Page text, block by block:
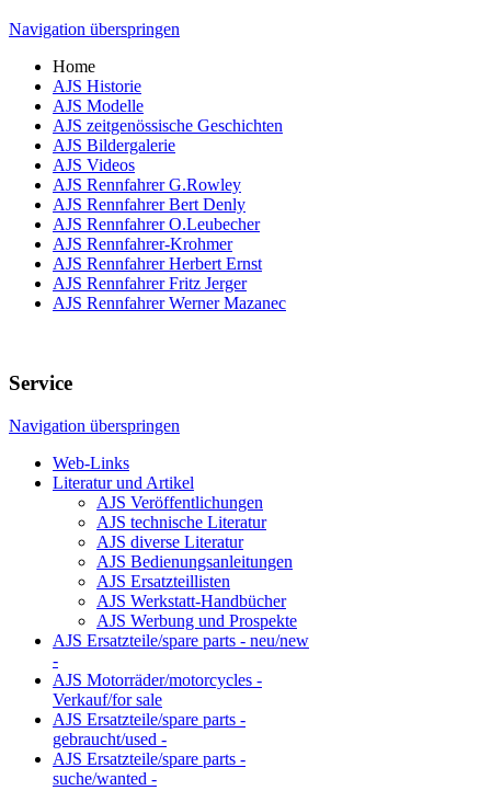
Navigation überspringen
Home
AJS Historie
AJS Modelle
AJS zeitgenössische Geschichten
AJS Bildergalerie
AJS Videos
AJS Rennfahrer G.Rowley
AJS Rennfahrer Bert Denly
AJS Rennfahrer O.Leubecher
AJS Rennfahrer-Krohmer
AJS Rennfahrer Herbert Ernst
AJS Rennfahrer Fritz Jerger
AJS Rennfahrer Werner Mazanec
Service
Navigation überspringen
Web-Links
Literatur und Artikel
AJS Veröffentlichungen
AJS technische Literatur
AJS diverse Literatur
AJS Bedienungsanleitungen
AJS Ersatzteillisten
AJS Werkstatt-Handbücher
AJS Werbung und Prospekte
AJS Ersatzteile/spare parts - neu/new
-
AJS Motorräder/motorcycles -
Verkauf/for sale
AJS Ersatzteile/spare parts -
gebraucht/used -
AJS Ersatzteile/spare parts -
suche/wanted -